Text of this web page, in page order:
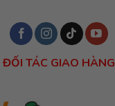
ĐỐI TÁC GIAO HÀNG